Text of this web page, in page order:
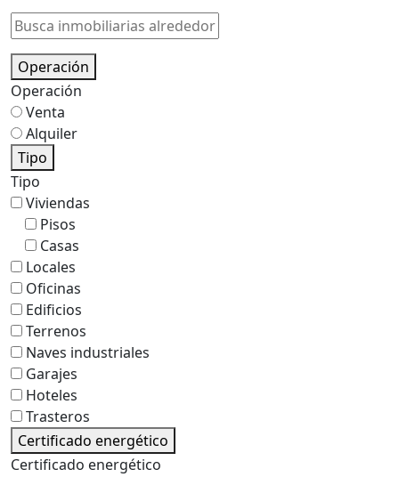
Operación
Operación
Venta
Alquiler
Tipo
Tipo
Viviendas
Pisos
Casas
Locales
Oficinas
Edificios
Terrenos
Naves industriales
Garajes
Hoteles
Trasteros
Certificado energético
Certificado energético